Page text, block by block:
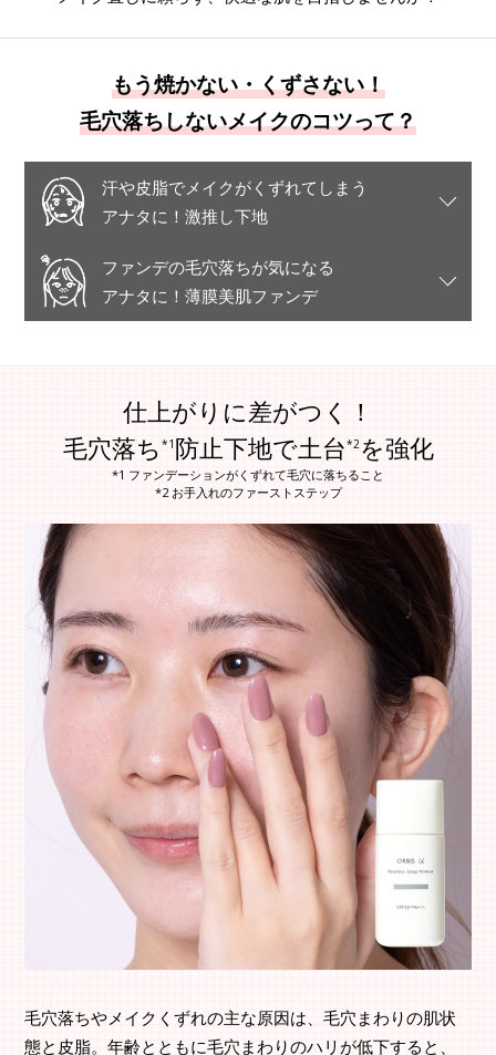
もう焼かない・くずさない！
毛穴落ちしないメイクのコツって？
汗や皮脂でメイクがくずれてしまう
アナタに！激推し下地
ファンデの毛穴落ちが気になる
アナタに！薄膜美肌ファンデ
仕上がりに差がつく！
毛穴落ち *1 防止下地で土台*2を強化
*1 ファンデーションがくずれて毛穴に落ちること
*2 お手入れのファーストステップ
毛穴落ちやメイクくずれの主な原因は、毛穴まわりの肌状
態と皮脂。年齢とともに毛穴まわりのハリが低下すると、